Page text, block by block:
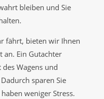
bleiben und Sie
fährt, bieten wir Ihnen
an. Ein Gutachter
Wagens und
sparen Sie
weniger Stress.